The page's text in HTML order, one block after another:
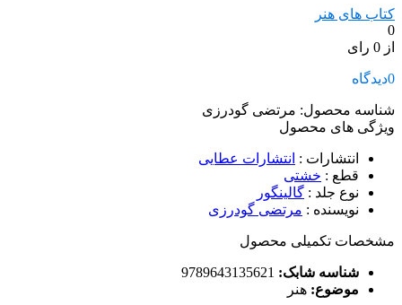
کتاب های هنر
0
از 0 رای
0دیدگاه
شناسه محصول: مرتضی گودرزی
ویژگی های محصول
انتشارات : انتشارات عطایی
قطع : خشتی
نوع جلد : گالینگور
نویسنده : مرتضی گودرزی
مشخصات تکمیلی محصول
شناسه شابک:
موضوع: هنر